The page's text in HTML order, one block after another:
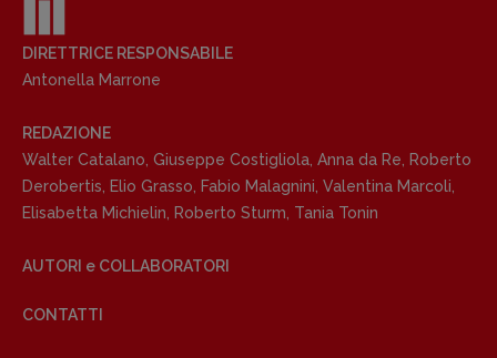
97943720157 –
DIRETTRICE RESPONSABILE
Antonella Marrone
REDAZIONE
Walter Catalano Giuseppe Costigliola Anna da Re
Roberto
Derobertis
Elio Grasso Fabio Malagnini Valentina Marcoli
Elisabetta Michielin
Roberto Sturm Tania Tonin
AUTORI e COLLABORATORI
CONTATTI